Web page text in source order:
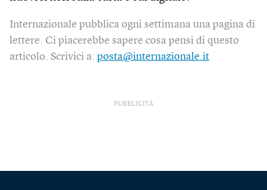
Internazionale pubblica ogni settimana una pagina di
lettere. Ci piacerebbe sapere cosa pensi di questo
articolo. Scrivici a: posta@internazionale.it
PUBBLICITÀ